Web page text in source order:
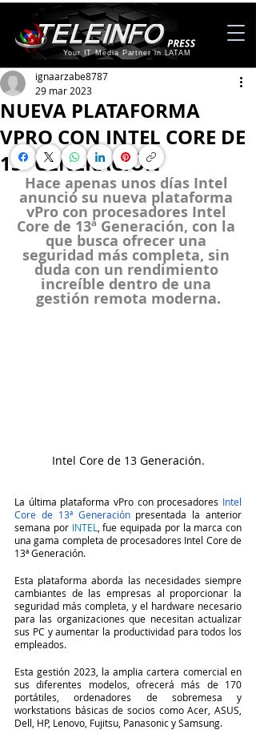
Your IT Media Partner in LATAM
NUEVA PLATAFORMA
VPRO CON INTEL CORE DE
13ª GENERACIÓN
ignaarzabe8787
29 mar 2023
Hace apenas unos días Intel
anunció su nueva plataforma
vPro con procesadores Intel
Core de 13ª Generación, con la
que busca ofrecer una
seguridad más completa, sin
duda con un rendimiento
increíble dentro de una
gestión remota moderna.
Intel Core de 13 Generación.
La última plataforma vPro con procesadores Intel
Core de 13ª Generación presentada la anterior
semana por INTEL , fue equipada por la marca con
una gama completa de procesadores Intel Core de
13ª Generación.
Esta plataforma aborda las necesidades siempre
cambiantes de las empresas al proporcionar la
seguridad más completa, y el hardware necesario
para las organizaciones que necesitan actualizar
sus PC y aumentar la productividad para todos los
empleados.
Esta gestión 2023, la amplia cartera comercial en
sus diferentes modelos, ofrecerá más de 170
portátiles, ordenadores de sobremesa y
workstations básicas de socios como Acer, ASUS,
Dell, HP, Lenovo, Fujitsu, Panasonic y Samsung.